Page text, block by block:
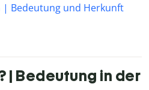
| Bedeutung und Herkunft
| Bedeutung in der